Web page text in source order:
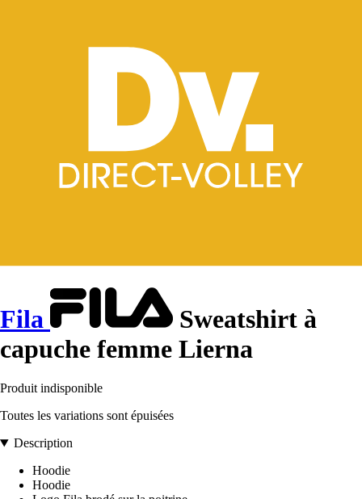
Fila
Sweatshirt à
capuche femme Lierna
Produit indisponible
Toutes les variations sont épuisées
Description
Hoodie
Hoodie